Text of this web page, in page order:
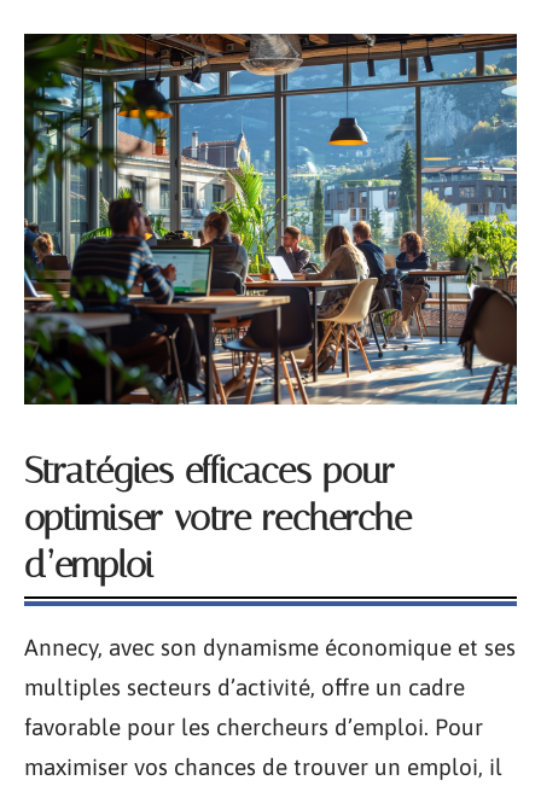
Stratégies efficaces pour
optimiser votre recherche
d’emploi
Annecy, avec son dynamisme économique et ses
multiples secteurs d’activité, offre un cadre
favorable pour les chercheurs d’emploi. Pour
maximiser vos chances de trouver un emploi, il